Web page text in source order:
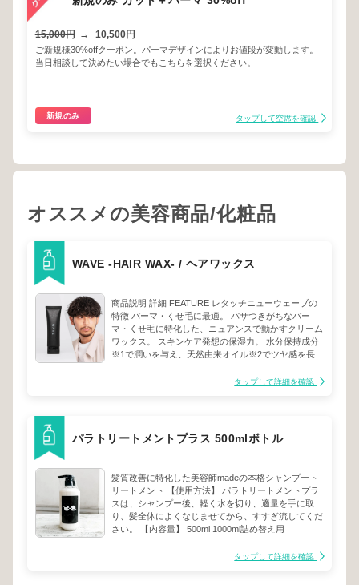
15,000円 → 10,500円
ご新規様30%offクーポン。パーマデザインによりお値段が変動します。
当日相談して決めたい場合でもこちらを選択ください。
新規のみ タップして空席を確認
オススメの美容商品/化粧品
WAVE -HAIR WAX- / ヘアワックス
商品説明 詳細 FEATURE レタッチニューウェーブの
特徴 パーマ・くせ毛に最適。 パサつきがちなパー
マ・くせ毛に特化した、ニュアンスで動かすクリーム
ワックス。 スキンケア発想の保湿力。 水分保持成分
※1で潤いを与え、天然由来オイル※2でツヤ感を長時
ラミドAP/保湿成分※2 アルガニアスピノサ核油、ホ
る、人気サロン「fifth」と共同開発。 さらに見る 内容
量 90g 全成分 水、パルミチン酸エチルヘキシル、マ
グリセリル、セテス－１０、エタノール、グリコシル
トレハロース、（アクリレーツ／ジアセトンアクリル
アミド）コポリマーＡＭＰ、加水分解水添デンプン、
（ジグリセリン／ジリノール酸／ヒドロキシステアリ
ン酸）コポリマー、シア脂、アルガニアスピノサ核
ラミドＡＰ、加水分解ケラチン、加水分解卵殻膜、Ｐ
タップして詳細を確認
パラトリートメントプラス 500mlボトル
髪質改善に特化した美容師madeの本格シャンプート
リートメント 【使用方法】 パラトリートメントプラ
スは、シャンプー後、軽く水を切り、適量を手に取
り、髪全体によくなじませてから、すすぎ流してくだ
さい。 【内容量】 500ml 1000ml詰め替え用
タップして詳細を確認